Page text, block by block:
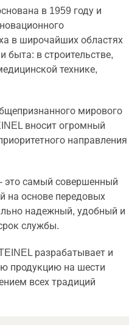
в 1959 году и
в широчайших областях
быта: в строительстве,
технике,
мирового
вносит огромный
направления
это самый совершенный
на основе передовых
надежный, удобный и
службы.
разрабатывает и
продукцию на шести
всех традиций